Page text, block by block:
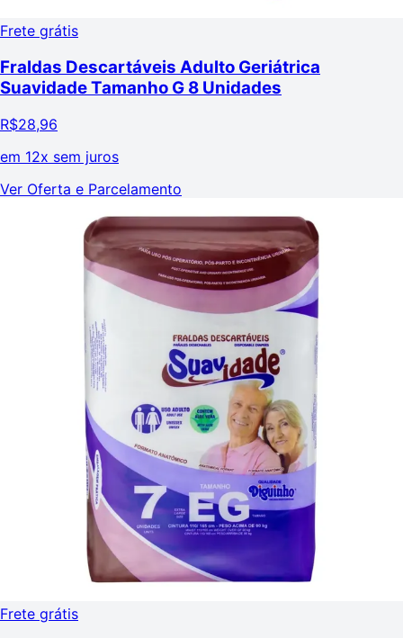
Frete grátis
Fraldas Descartáveis Adulto Geriátrica
Suavidade Tamanho G 8 Unidades
R$28,96
em 12x sem juros
Ver Oferta e Parcelamento
Frete grátis